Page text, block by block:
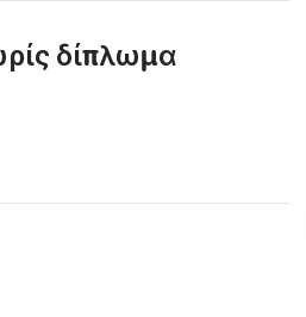
δίπλωμα